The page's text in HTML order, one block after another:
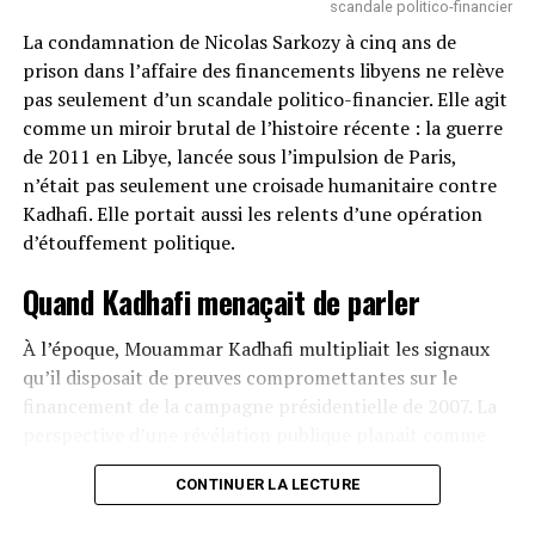
Konaté ABDOURRAHIM
Facebook
Twitter
EmailWhatsApp
Telegram
Partager
Comments
comments
SUJETS ASSOCIÉS: CÔTE D'IVOIRE
NIGER: Emanuel Macron cède aux injonctions du Général
Présenter ZOA comme un média « par les jeunes
Africains » quand il est financé et piloté en arrière-plan
par l’État français est une insulte à l’intelligence de
cette jeunesse africaine qui réclame avant tout
autonomie et souveraineté.
Cette démarche trahit une profonde condescendance :
celle d’un pays qui se croit encore indispensable à
réclament haut et fort de parler pour eux-mêmes.
Une stratégie désespérée face à la perte
de crédibilité
hémorragie. Face au discrédit total de France 24 et RFI,
accusés d’être des relais de propagande française et
scandale politico-financier
La condamnation de Nicolas Sarkozy à cinq ans de
prison dans l’affaire des financements libyens ne relève
pas seulement d’un scandale politico-financier. Elle agit
comme un miroir brutal de l’histoire récente : la guerre
de 2011 en Libye, lancée sous l’impulsion de Paris,
n’était pas seulement une croisade humanitaire contre
Kadhafi. Elle portait aussi les relents d’une opération
d’étouffement politique.
Quand Kadhafi menaçait de parler
À l’époque, Mouammar Kadhafi multipliait les signaux
qu’il disposait de preuves compromettantes sur le
financement de la campagne présidentielle de 2007. La
une épée de Damoclès sur l’Élysée. L’intervention
militaire, sous couvert de protéger la population civile, a
CONTINUER LA LECTURE